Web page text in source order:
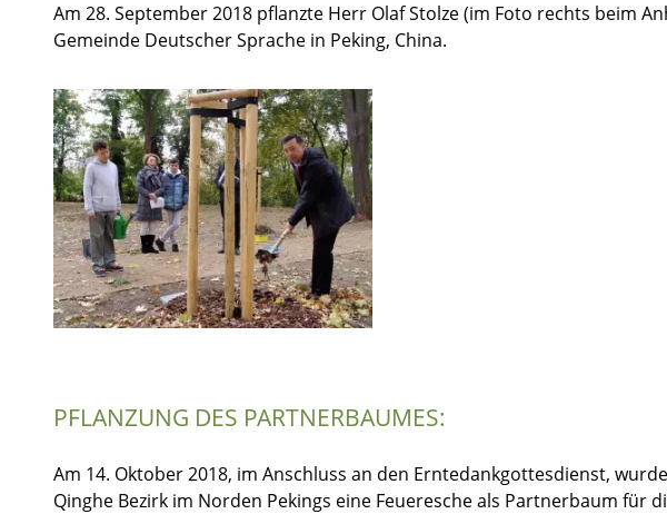
Am 28. September 2018 pflanzte Herr Olaf Stolze (im Foto rechts beim
Gemeinde Deutscher Sprache in Peking, China.
PFLANZUNG DES PARTNERBAUMES:
Am 14. Oktober 2018, im Anschluss an den Erntedankgottesdienst,
Qinghe Bezirk im Norden Pekings eine Feueresche als Partnerbaum für